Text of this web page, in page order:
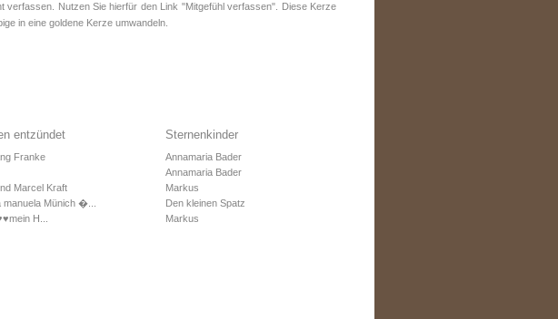
Nutzen Sie hierfür den Link "Mitgefühl verfassen". Diese Kerze
in eine goldene Kerze umwandeln.
entzündet
Franke
Marcel Kraft
manuela Münich �...
H...
Sternenkinder
Annamaria Bader
Annamaria Bader
Markus
Den kleinen Spatz
Markus